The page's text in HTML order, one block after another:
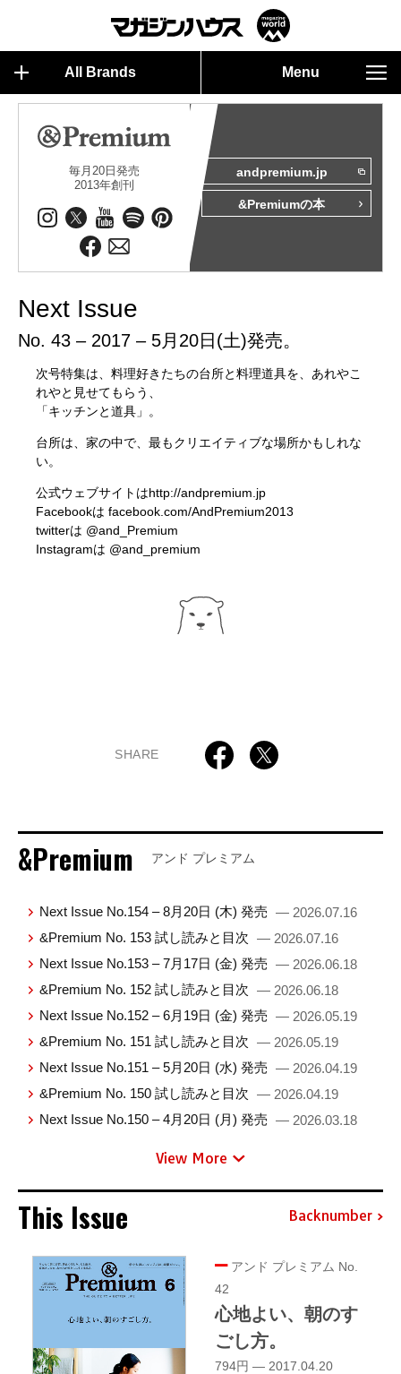
All Brands Menu
毎月20日発売
2013年創刊
andpremium.jp
&Premiumの本
Next Issue
No. 43 – 2017 – 5月20日(土)発売。
次号特集は、料理好きたちの台所と料理道具を、あれやこ
れやと見せてもらう、
「キッチンと道具」。
台所は、家の中で、最もクリエイティブな場所かもしれな
い。
公式ウェブサイトはhttp://andpremium.jp
Facebookはfacebook.com/AndPremium2013
twitterは @and_Premium
Instagramは @and_premium
SHARE
&Premium アンド プレミアム
Next Issue No.154 – 8月20日 (木) 発売 — 2026.07.16
&Premium No. 153 試し読みと目次 — 2026.07.16
Next Issue No.153 – 7月17日 (金) 発売 — 2026.06.18
&Premium No. 152 試し読みと目次 — 2026.06.18
Next Issue No.152 – 6月19日 (金) 発売 — 2026.05.19
&Premium No. 151 試し読みと目次 — 2026.05.19
Next Issue No.151 – 5月20日 (水) 発売 — 2026.04.19
&Premium No. 150 試し読みと目次 — 2026.04.19
Next Issue No.150 – 4月20日 (月) 発売 — 2026.03.18
View More
This Issue Backnumber
アンド プレミアム No.
42
心地よい、朝のす
ごし方。
794円 — 2017.04.20